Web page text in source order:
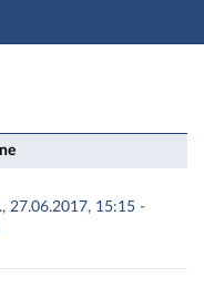
Soziale
27.06.2017, 15:15 -